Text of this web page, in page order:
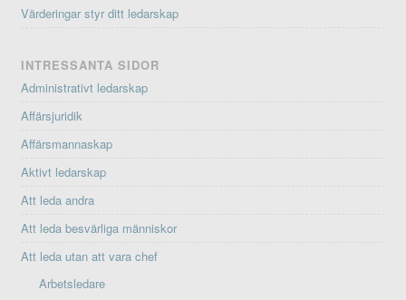
Värderingar styr ditt ledarskap
INTRESSANTA SIDOR
Administrativt ledarskap
Affärsjuridik
Affärsmannaskap
Aktivt ledarskap
Att leda andra
Att leda besvärliga människor
Att leda utan att vara chef
Arbetsledare